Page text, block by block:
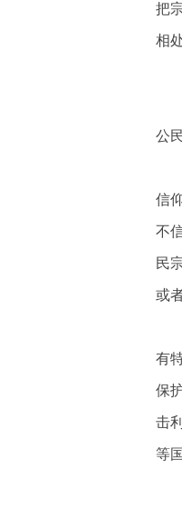
把
相
公
信
不
民
或
有
保
击
等